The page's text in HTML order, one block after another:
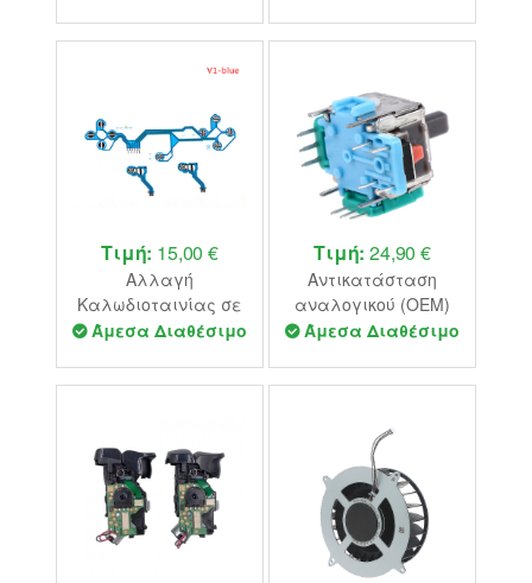
Τιμή: 15,00 €
Αλλαγή
Καλωδιοταινίας σε
χειριστήριο PS5
Άμεσα Διαθέσιμο
Τιμή:24,90 €
Αντικατάσταση
αναλογικού (OEM)
σε χειριστήριο PS5
ανολογικό)
Άμεσα Διαθέσιμο